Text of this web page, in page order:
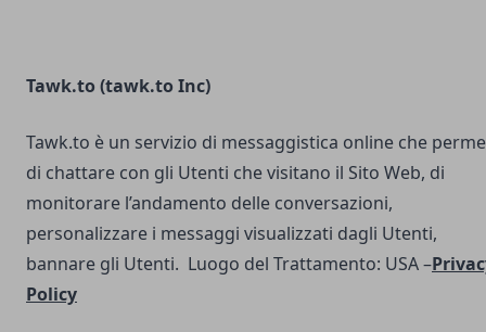
Tawk.to (tawk.to Inc)
Tawk.to è un servizio di messaggistica online che
di chattare con gli Utenti che visitano il Sito Web, di
monitorare l’andamento delle conversazioni,
personalizzare i messaggi visualizzati dagli Utenti,
bannare gli Utenti. Luogo del Trattamento: USA –
Policy